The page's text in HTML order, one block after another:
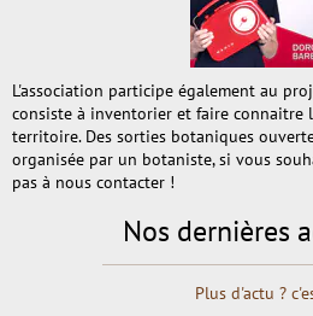
L'association participe également au
consiste à inventorier et faire connaitre
territoire. Des sorties botaniques
organisée par un botaniste, si vous
pas à nous contacter !
Nos dernières
Plus d'actu ?